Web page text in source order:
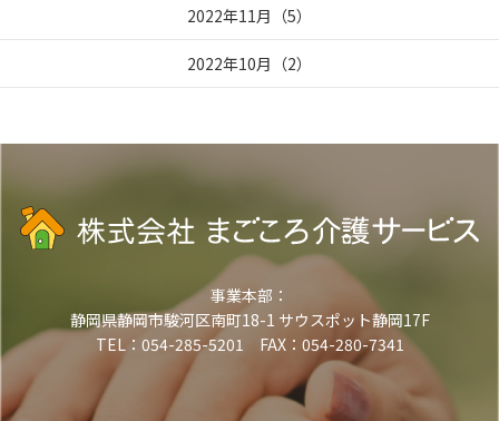
2022年11月 （5）
2022年10月 （2）
事業本部：
静岡県静岡市駿河区南町18-1 サウスポット静岡17F
TEL：054-285-5201 FAX：054-280-7341